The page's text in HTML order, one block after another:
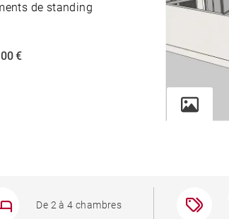
de standing
€
De 2 à 4 chambres